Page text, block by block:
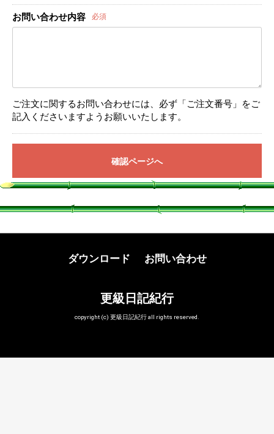
お問い合わせ内容 必須
ご注文に関するお問い合わせには、必ず「ご注文番号」をご
記入くださいますようお願いいたします。
確認ページへ
ダウンロード お問い合わせ
更級日記紀行
copyright (c) 更級日記紀行 all rights reserved.